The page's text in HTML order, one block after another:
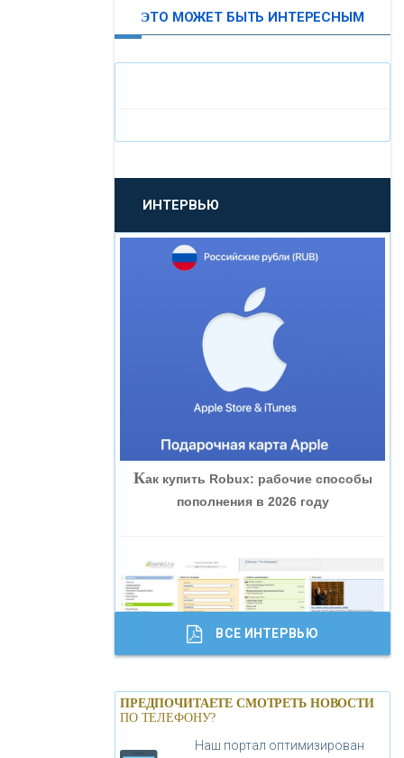
«ПРОМСВЯЗЬБАНК»
«НОВИКОМБАНК»
«СМП БАНК»
«ВНЕШПРОМБАНК»
«БАНК ГЛОБЭКС»
«ТРАСТ»
«ГАЗПРОМБАНК»
«МОСКОВСКИЙ КРЕДИТНЫЙ
БАНК»
ЭТО МОЖЕТ БЫТЬ ИНТЕРЕСНЫМ
ИНТЕРВЬЮ
Как купить Robux: рабочие способы
пополнения в 2026 году
Банки.ру обновил логотип впервые за
19 лет - «Лента новостей»
ВСЕ ИНТЕРВЬЮ
ПРЕДПОЧИТАЕТЕ СМОТРЕТЬ НОВОСТИ
ПО ТЕЛЕФОНУ?
Наш портал оптимизирован